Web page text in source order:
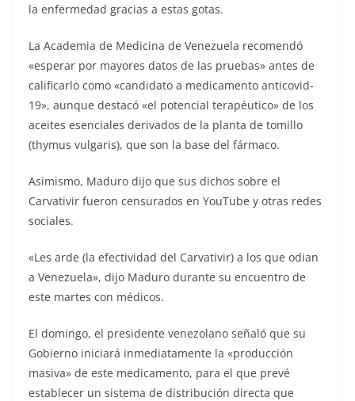
la enfermedad gracias a estas gotas.
La Academia de Medicina de Venezuela recomendó
«esperar por mayores datos de las pruebas» antes de
calificarlo como «candidato a medicamento anticovid-
19», aunque destacó «el potencial terapéutico» de los
aceites esenciales derivados de la planta de tomillo
(thymus vulgaris), que son la base del fármaco.
Asimismo, Maduro dijo que sus dichos sobre el
Carvativir fueron censurados en YouTube y otras redes
sociales.
«Les arde (la efectividad del Carvativir) a los que odian
a Venezuela», dijo Maduro durante su encuentro de
este martes con médicos.
El domingo, el presidente venezolano señaló que su
Gobierno iniciará inmediatamente la «producción
masiva» de este medicamento, para el que prevé
establecer un sistema de distribución directa que